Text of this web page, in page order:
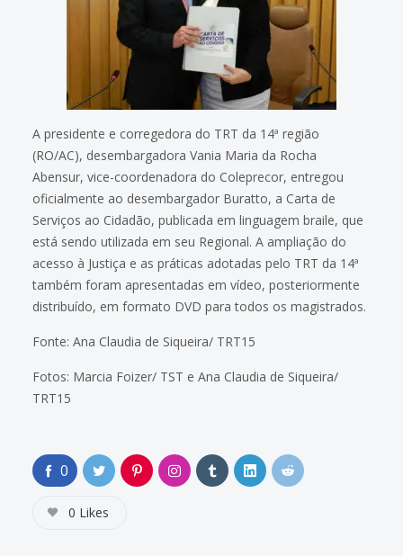
A presidente e corregedora do TRT da 14ª região
(RO/AC), desembargadora Vania Maria da Rocha
Abensur, vice-coordenadora do Coleprecor, entregou
oficialmente ao desembargador Buratto, a Carta de
Serviços ao Cidadão, publicada em linguagem braile, que
está sendo utilizada em seu Regional. A ampliação do
acesso à Justiça e as práticas adotadas pelo TRT da 14ª
também foram apresentadas em vídeo, posteriormente
distribuído, em formato DVD para todos os magistrados.
Fonte: Ana Claudia de Siqueira/ TRT15
Fotos: Marcia Foizer/ TST e Ana Claudia de Siqueira/
TRT15
0
0 Likes